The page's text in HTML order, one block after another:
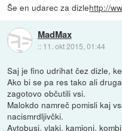
Še en udarec za dizlehttp://
MadMax
:: 11. okt 2015, 01:44
Saj je fino udrihat čez dizle,
Ako bi se pa res tako ali
zagotovo občutili vsi.
Malokdo namreč pomisli kaj
nacismrdljivčki.
Avtobusi, vlaki, kamioni,